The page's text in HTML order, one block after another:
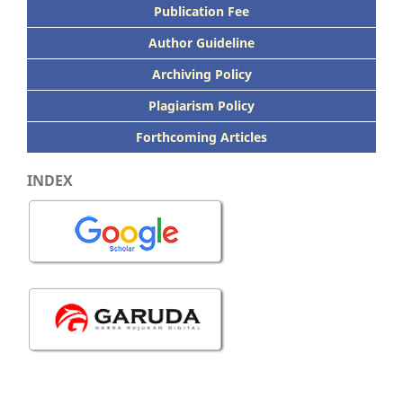
Publication Fee
Author Guideline
Archiving Policy
Plagiarism Policy
Forthcoming Articles
INDEX